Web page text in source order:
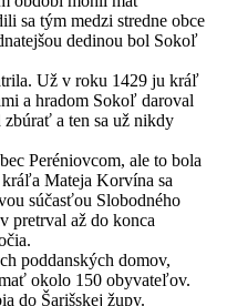
sa tým medzi stredne obce
dedinou bol Sokoľ
Už v roku 1429 ju kráľ
a hradom Sokoľ daroval
a ten sa už nikdy
Peréniovcom, ale to bola
Mateja Korvína sa
súčasťou Slobodného
pretrval až do konca
poddanských domov,
okolo 150 obyvateľov.
do Šarišskej župy.